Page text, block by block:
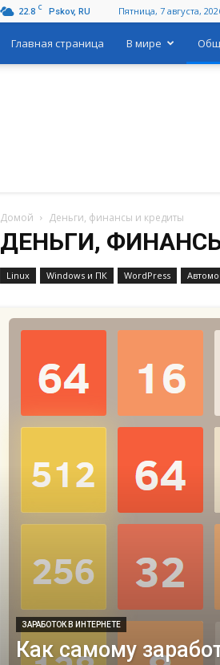
22.8 C Pskov, RU Пятница, 7 августа,
Главная страница В мире
Домой Деньги, финансы и кредиты
ДЕНЬГИ,
Linux Windows и ПК WordPress
ЗАРАБОТОК В ИНТЕРНЕТЕ
Как самому